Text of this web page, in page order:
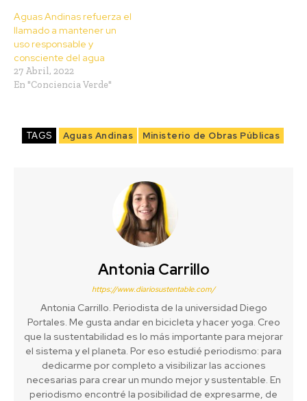
Aguas Andinas refuerza el
llamado a mantener un
uso responsable y
consciente del agua
27 Abril, 2022
En "Conciencia Verde"
TAGS Aguas Andinas Ministerio de Obras Públicas
Antonia Carrillo
https://www.diariosustentable.com/
Antonia Carrillo. Periodista de la universidad Diego
Portales. Me gusta andar en bicicleta y hacer yoga. Creo
que la sustentabilidad es lo más importante para mejorar
el sistema y el planeta. Por eso estudié periodismo: para
dedicarme por completo a visibilizar las acciones
necesarias para crear un mundo mejor y sustentable. En
periodismo encontré la posibilidad de expresarme, de